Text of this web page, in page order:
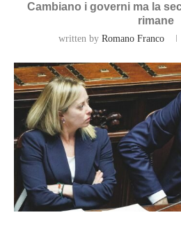
Cambiano i governi ma la
rimane
written by Romano Franco